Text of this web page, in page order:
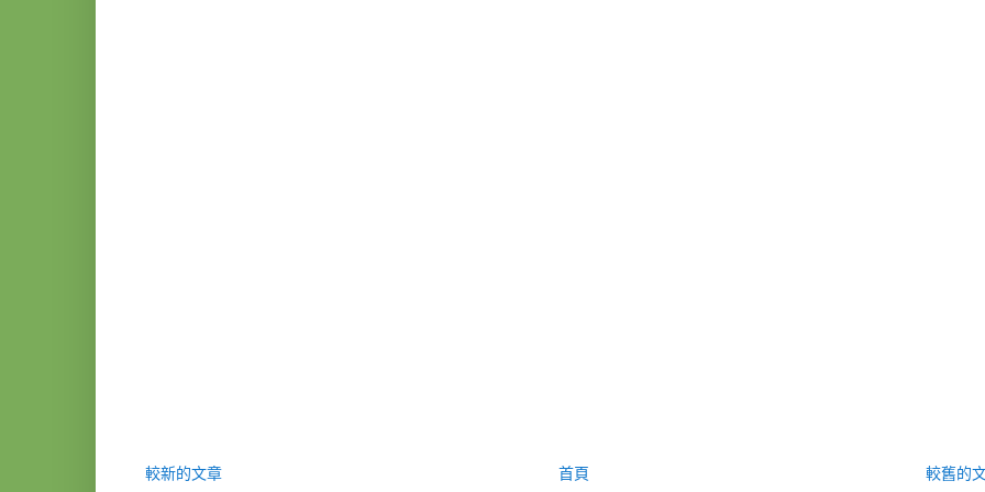
較新的文章 較舊的
首頁